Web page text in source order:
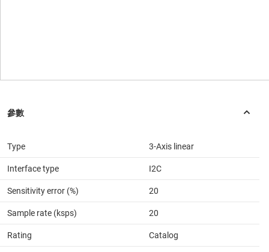
Type 3-Axis linear
Interface type I2C
Sensitivity error (%) 20
Sample rate (ksps) 20
Rating Catalog